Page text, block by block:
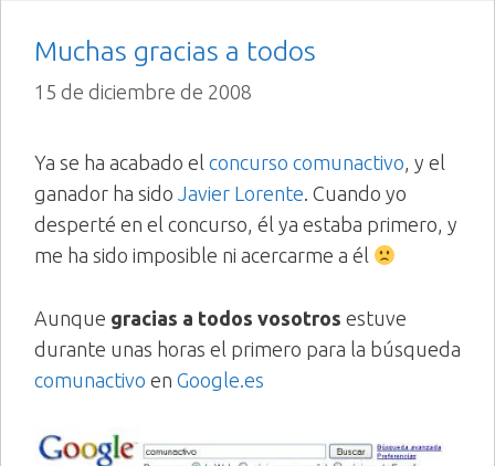
Muchas gracias a todos
15 de diciembre de 2008
Ya se ha acabado el concurso comunactivo, y el
ganador ha sido Javier Lorente. Cuando yo
desperté en el concurso, él ya estaba primero, y
me ha sido imposible ni acercarme a él
Aunque gracias a todos vosotros estuve
durante unas horas el primero para la búsqueda
comunactivo en Google.es